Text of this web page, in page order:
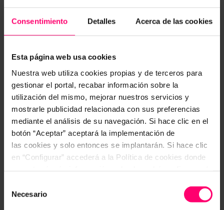
Consentimiento Detalles Acerca de las cookies
Esta página web usa cookies
Nuestra web utiliza cookies propias y de terceros para
gestionar el portal, recabar información sobre la
utilización del mismo, mejorar nuestros servicios y
mostrarle publicidad relacionada con sus preferencias
mediante el análisis de su navegación. Si hace clic en el
botón “Aceptar” aceptará la implementación de
las cookies y solo entonces se implantarán. Si hace clic
en “Configurar” accederá a la Política de cookies donde
activo hasta que ejecute alguna de estas dos opciones:
Necesario
¿No pudiste vernos en Fitur 2019?
Agenda con nosotros otro día en nuestro
calendario, y podremos realizarte una demo
personalizada a tus necesidades.
establecimientos de hostelería en sus registros